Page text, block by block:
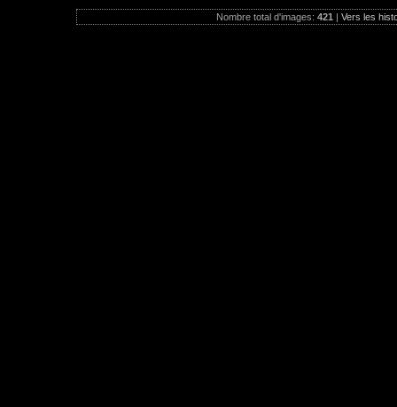
Nombre total d'images: 421 | Vers les